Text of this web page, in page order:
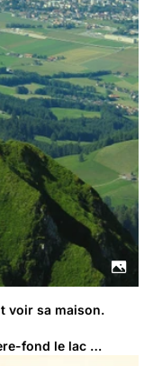
voir sa maison.
fond le lac …